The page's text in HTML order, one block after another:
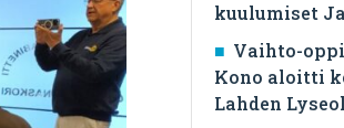
kuulumiset
Vaihto-
Kono aloitti
Lahden